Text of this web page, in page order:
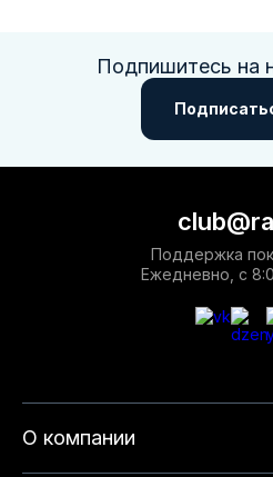
Подпишитесь на
О компании
Поддержка
Ежедневно, с